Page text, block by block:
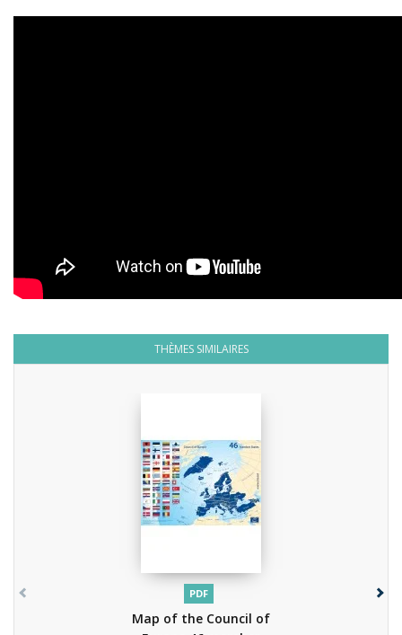
THÈMES SIMILAIRES
PDF
Map of the Council of